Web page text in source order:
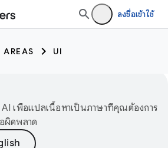
ลงชื่อเข้าใช้
AREAS UI
เพื่อแปลเนื้อหาเป็นภาษาที่คุณต้องการ
ผิดพลาด